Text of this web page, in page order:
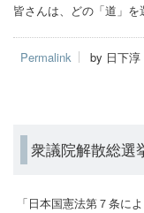
皆さんは、どの「道」を
Permalink by 日下淳
衆議院解散総選
「日本国憲法第７条に